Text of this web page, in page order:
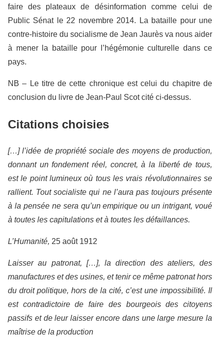
faire des plateaux de désinformation comme celui de
Public Sénat le 22 novembre 2014. La bataille pour une
contre-histoire du socialisme de Jean Jaurès va nous aider
à mener la bataille pour l’hégémonie culturelle dans ce
pays.
NB – Le titre de cette chronique est celui du chapitre de
conclusion du livre de Jean-Paul Scot cité ci-dessus.
Citations choisies
[…] l’idée de propriété sociale des moyens de production,
donnant un fondement réel, concret, à la liberté de tous,
est le point lumineux où tous les vrais révolutionnaires se
rallient. Tout socialiste qui ne l’aura pas toujours présente
à la pensée ne sera qu’un empirique ou un intrigant, voué
à toutes les capitulations et à toutes les défaillances.
L’Humanité, 25 août 1912
Laisser au patronat, […], la direction des ateliers, des
manufactures et des usines, et tenir ce même patronat hors
du droit politique, hors de la cité, c’est une impossibilité. Il
est contradictoire de faire des bourgeois des citoyens
passifs et de leur laisser encore dans une large mesure la
maîtrise de la production